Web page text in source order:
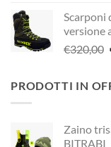
Scarponi
versione
€320,00
PRODOTTI IN
Zaino
BITRABI